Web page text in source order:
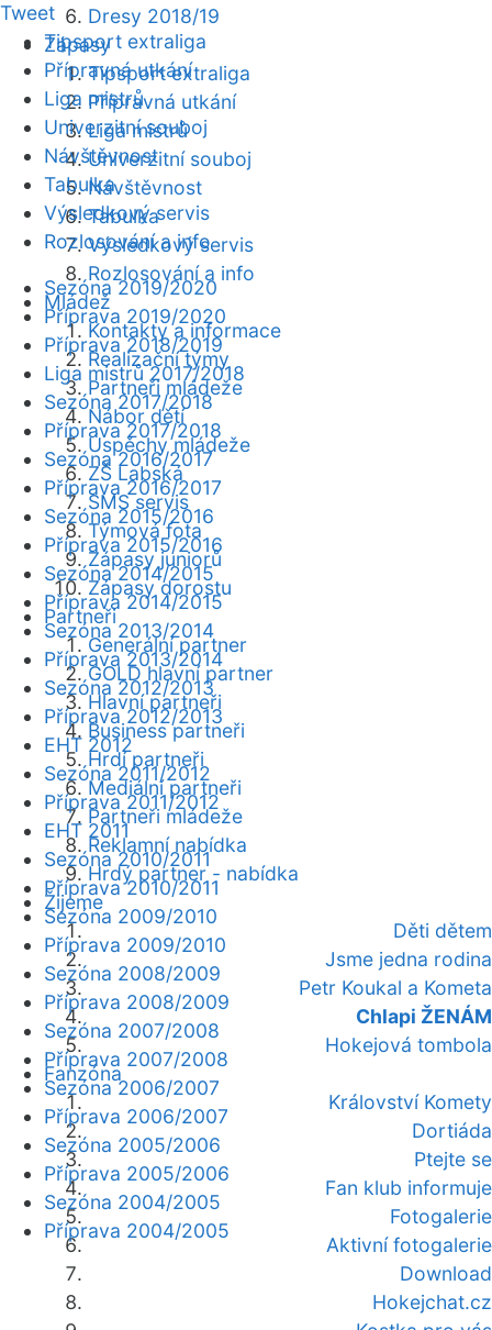
Dresy 2018/19
Zápasy
Tipsport extraliga
Přípravná utkání
Liga mistrů
Univerzitní souboj
Návštěvnost
Tabulka
Výsledkový servis
Rozlosování a info
Mládež
Kontakty a informace
Realizační týmy
Partneři mládeže
Nábor dětí
Úspěchy mládeže
ZŠ Labská
SMS servis
Týmová fota
Zápasy juniorů
Zápasy dorostu
Partneři
Generální partner
GOLD hlavní partner
Hlavní partneři
Business partneři
Hrdí partneři
Mediální partneři
Partneři mládeže
Reklamní nabídka
Hrdý partner - nabídka
Žijeme
Děti dětem
Jsme jedna rodina
Petr Koukal a Kometa
Chlapi ŽENÁM
Hokejová tombola
Fanzóna
Království Komety
Dortiáda
Ptejte se
Fan klub informuje
Fotogalerie
Aktivní fotogalerie
Download
Hokejchat.cz
Tweet
Tipsport extraliga
Přípravná utkání
Liga mistrů
Univerzitní souboj
Návštěvnost
Tabulka
Výsledkový servis
Rozlosování a info
Sezóna 2019/2020
Příprava 2019/2020
Příprava 2018/2019
Liga mistrů 2017/2018
Sezóna 2017/2018
Příprava 2017/2018
Sezóna 2016/2017
Příprava 2016/2017
Sezóna 2015/2016
Příprava 2015/2016
Sezóna 2014/2015
Příprava 2014/2015
Sezóna 2013/2014
Příprava 2013/2014
Sezóna 2012/2013
Příprava 2012/2013
EHT 2012
Sezóna 2011/2012
Příprava 2011/2012
EHT 2011
Sezóna 2010/2011
Příprava 2010/2011
Sezóna 2009/2010
Příprava 2009/2010
Sezóna 2008/2009
Příprava 2008/2009
Sezóna 2007/2008
Příprava 2007/2008
Sezóna 2006/2007
Příprava 2006/2007
Sezóna 2005/2006
Příprava 2005/2006
Sezóna 2004/2005
Příprava 2004/2005